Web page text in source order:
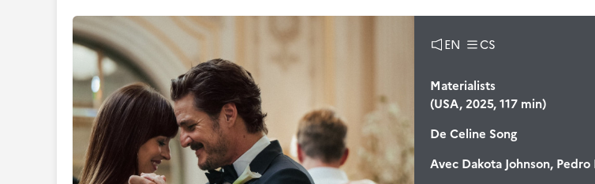
EN CS
Materialists
(USA, 2025, 117 min)
De Celine Song
AvecDakota Johnson, Pedro